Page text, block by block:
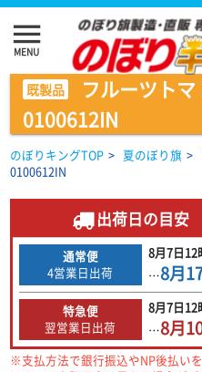
menu
MENU
既製品
フルーツト
0100612IN
のぼりキングTOP > 夏のぼり旗 >
0100612IN
出荷日の目安
通常便
4営業日出荷
8月7日12
…8月
特急便
翌営業日出荷
8月7日12
…8月
※支払方法で銀行振込やNP後払い